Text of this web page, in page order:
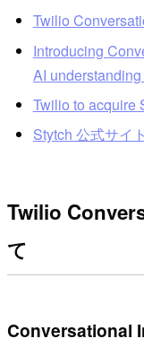
Twilio
Introducing
AI
Twilio to acquire
Stytch 公式サイト
Twilio
て
Conversational